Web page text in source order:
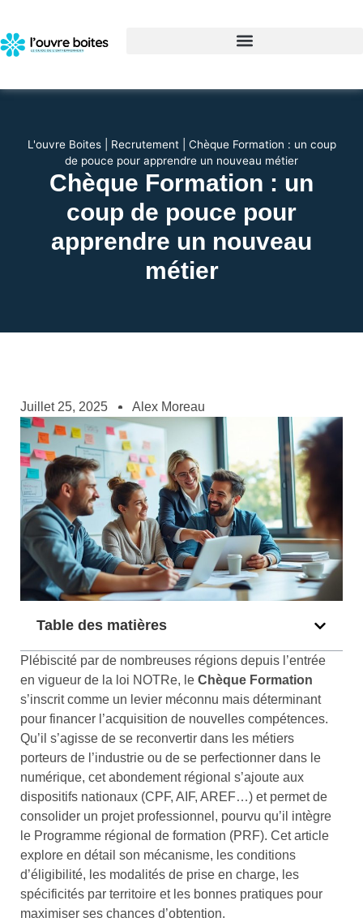
L'ouvre Boites| Recrutement| Chèque Formation : un coup
de pouce pour apprendre un nouveau métier
Chèque Formation : un
coup de pouce pour
apprendre un nouveau
métier
Juillet 25, 2025 Alex Moreau
Table des matières
Plébiscité par de nombreuses régions depuis l’entrée
en vigueur de la loi NOTRe, le Chèque Formation
s’inscrit comme un levier méconnu mais déterminant
pour financer l’acquisition de nouvelles compétences.
Qu’il s’agisse de se reconvertir dans les métiers
porteurs de l’industrie ou de se perfectionner dans le
numérique, cet abondement régional s’ajoute aux
dispositifs nationaux (CPF, AIF, AREF…) et permet de
consolider un projet professionnel, pourvu qu’il intègre
le Programme régional de formation (PRF). Cet article
explore en détail son mécanisme, les conditions
d’éligibilité, les modalités de prise en charge, les
spécificités par territoire et les bonnes pratiques pour
maximiser ses chances d’obtention.